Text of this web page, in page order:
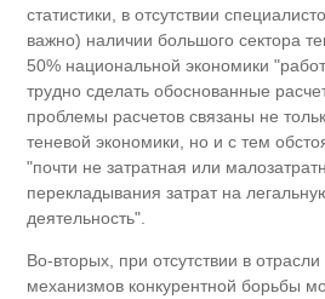
статистики, в отсутствии
важно) наличии большого сектора
50% национальной экономики
трудно сделать обоснованные
проблемы расчетов связаны не
теневой экономики, но и с тем
"почти не затратная или
перекладывания затрат на
деятельность".
Во-вторых, при отсутствии в
механизмов конкурентной борьбы